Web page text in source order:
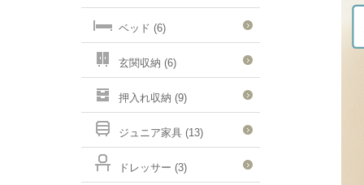
ベッド (6)
玄関収納 (6)
押入れ収納 (9)
ジュニア家具 (13)
ドレッサー (3)